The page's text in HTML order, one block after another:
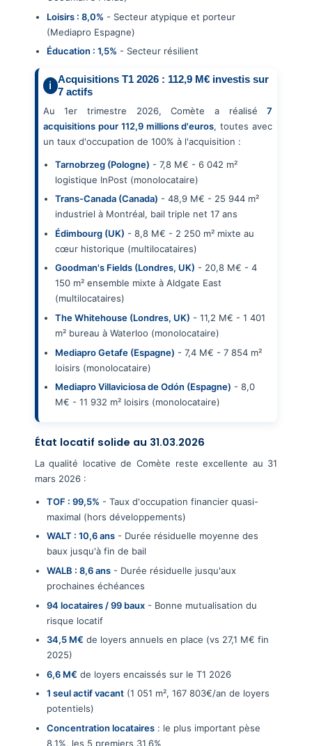
Loisirs : 8,0% - Secteur atypique et porteur
(Mediapro Espagne)
Éducation : 1,5% - Secteur résilient
Acquisitions T1 2026 : 112,9 M€ investis sur
7 actifs
Au 1er trimestre 2026, Comète a réalisé7
acquisitions pour 112,9 millions d'euros, toutes avec
un taux d'occupation de 100% à l'acquisition :
Tarnobrzeg (Pologne) - 7,8 M€ - 6 042 m²
logistique InPost (monolocataire)
Trans-Canada (Canada) - 48,9 M€ - 25 944 m²
industriel à Montréal, bail triple net 17 ans
Édimbourg (UK) - 8,8 M€ - 2 250 m² mixte au
cœur historique (multilocataires)
Goodman's Fields (Londres, UK) - 20,8 M€ - 4
150 m² ensemble mixte à Aldgate East
(multilocataires)
The Whitehouse (Londres, UK) - 11,2 M€ - 1 401
m² bureau à Waterloo (monolocataire)
Mediapro Getafe (Espagne) - 7,4 M€ - 7 854 m²
loisirs (monolocataire)
Mediapro Villaviciosa de Odón (Espagne) - 8,0
M€ - 11 932 m² loisirs (monolocataire)
État locatif solide au 31.03.2026
La qualité locative de Comète reste excellente au 31
mars 2026 :
TOF : 99,5% - Taux d'occupation financier quasi-
maximal (hors développements)
WALT : 10,6 ans - Durée résiduelle moyenne des
baux jusqu'à fin de bail
WALB : 8,6 ans - Durée résiduelle jusqu'aux
prochaines échéances
94 locataires / 99 baux - Bonne mutualisation du
risque locatif
34,5 M€ de loyers annuels en place (vs 27,1 M€ fin
2025)
6,6 M€ de loyers encaissés sur le T1 2026
1 seul actif vacant (1 051 m², 167 803€/an de loyers
potentiels)
Concentration locataires : le plus important pèse
8,1%, les 5 premiers 31,6%